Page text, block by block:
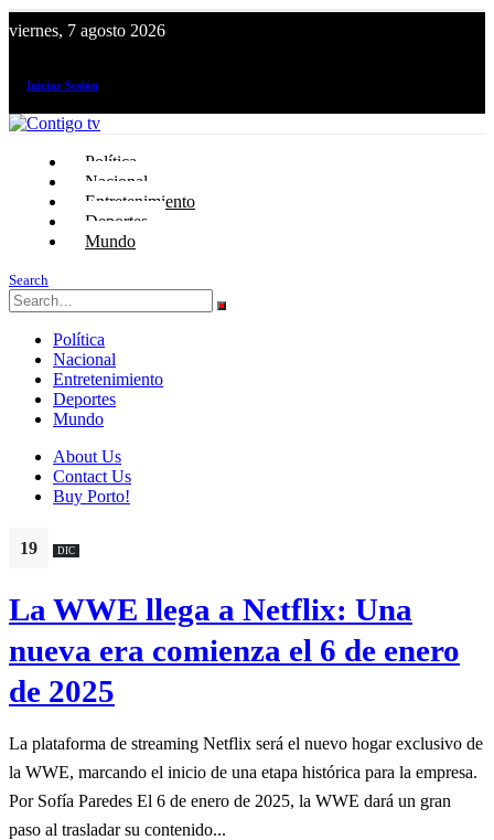
viernes, 7 agosto 2026
Iniciar Sesión
Política
Nacional
Entretenimiento
Deportes
Mundo
Search
Política
Nacional
Entretenimiento
Deportes
Mundo
About Us
Contact Us
Buy Porto!
19 DIC
La WWE llega a Netflix: Una
nueva era comienza el 6 de enero
de 2025
La plataforma de streaming Netflix será el nuevo hogar exclusivo de
la WWE, marcando el inicio de una etapa histórica para la empresa.
Por Sofía Paredes El 6 de enero de 2025, la WWE dará un gran
paso al trasladar su contenido...